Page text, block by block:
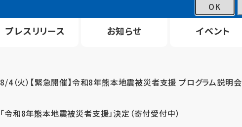
プレスリリース お知らせ イベント
8/4（火）【緊急開催】令和8年熊本地震被災者支援 プログラム説明会
「令和8年熊本地震被災者支援」決定（寄付受付中）
OK